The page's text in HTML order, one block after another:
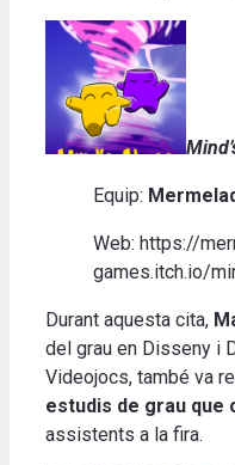
Equip:
Web: https://
games.itch.io/
Durant aquesta cita,
del grau en Disseny i
Videojocs, també va
estudis de grau que
assistents a la fira.